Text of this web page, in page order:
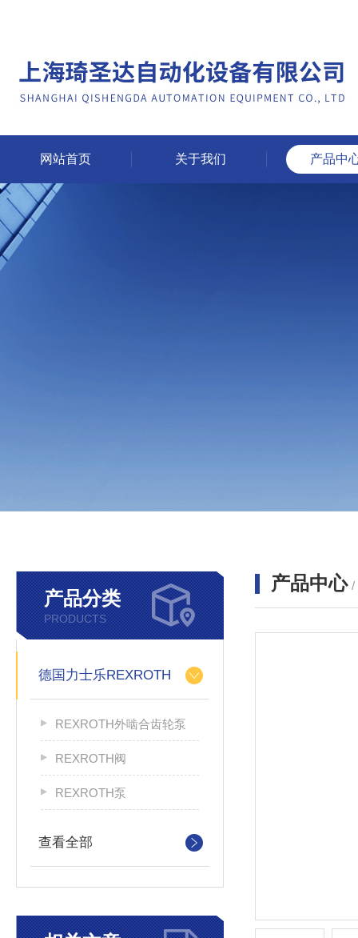
网站首页 关于我们 产品中
产品分类
PRODUCTS
德国力士乐REXROTH
REXROTH外啮合齿轮泵
REXROTH阀
REXROTH泵
查看全部
产品中心 /